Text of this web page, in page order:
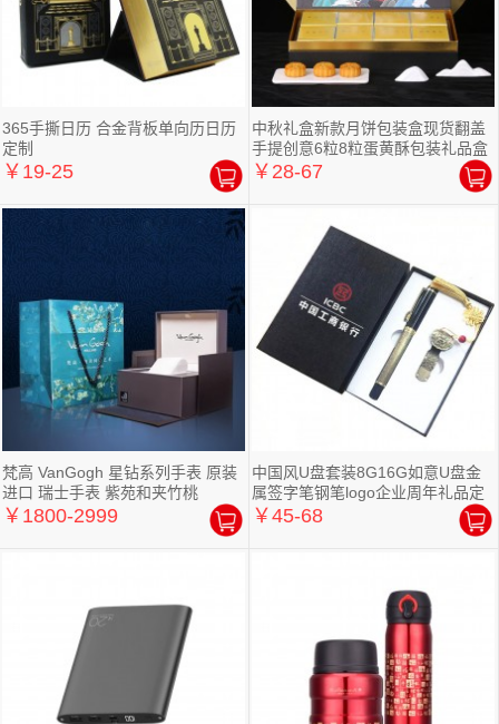
365手撕日历 合金背板单向历日历
定制
￥19-25
中秋礼盒新款月饼包装盒现货翻盖
手提创意6粒8粒蛋黄酥包装礼品盒
￥28-67
梵高 VanGogh 星钻系列手表 原装
进口 瑞士手表 紫苑和夹竹桃
￥1800-2999
中国风U盘套装8G16G如意U盘金
属签字笔钢笔logo企业周年礼品定
制
￥45-68